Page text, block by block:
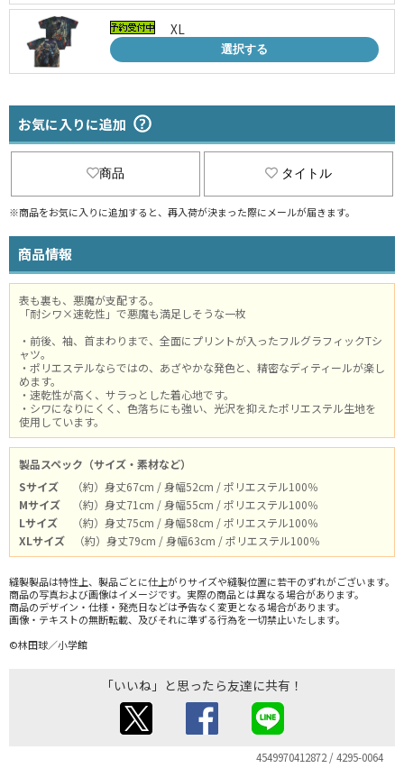
XL
選択する
お気に入りに追加
商品 タイトル
※商品をお気に入りに追加すると、再入荷が決まった際にメールが届きます。
商品情報
表も裏も、悪魔が支配する。
「耐シワ×速乾性」で悪魔も満足しそうな一枚
・前後、袖、首まわりまで、全面にプリントが入ったフルグラフィックTシ
ャツ。
・ポリエステルならではの、あざやかな発色と、精密なディティールが楽し
めます。
・速乾性が高く、サラっとした着心地です。
・シワになりにくく、色落ちにも強い、光沢を抑えたポリエステル生地を
使用しています。
製品スペック（サイズ・素材など）
Sサイズ
（約）身丈67cm / 身幅52cm / ポリエステル100％
Mサイズ
（約）身丈71cm / 身幅55cm / ポリエステル100％
Lサイズ
（約）身丈75cm / 身幅58cm / ポリエステル100％
XLサイズ
（約）身丈79cm / 身幅63cm / ポリエステル100％
縫製製品は特性上、製品ごとに仕上がりサイズや縫製位置に若干のずれがございます。
商品の写真および画像はイメージです。実際の商品とは異なる場合があります。
商品のデザイン・仕様・発売日などは予告なく変更となる場合があります。
画像・テキストの無断転載、及びそれに準ずる行為を一切禁止いたします。
©林田球／小学館
「いいね」と思ったら友達に共有！
4549970412872 / 4295-0064